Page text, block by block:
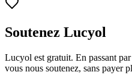
Soutenez Lucyol
Lucyol est gratuit. En passant
vous nous soutenez, sans payer